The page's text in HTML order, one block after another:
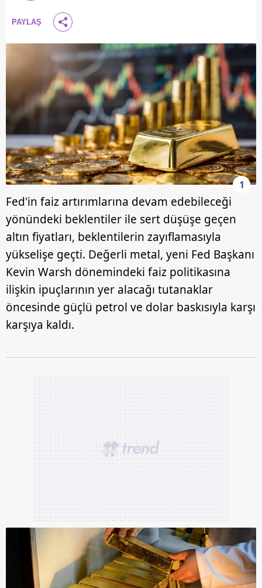
PAYLAŞ
1
Fed'in faiz artırımlarına devam edebileceği
yönündeki beklentiler ile sert düşüşe geçen
altın fiyatları, beklentilerin zayıflamasıyla
yükselişe geçti. Değerli metal, yeni Fed Başkanı
Kevin Warsh dönemindeki faiz politikasına
ilişkin ipuçlarının yer alacağı tutanaklar
öncesinde güçlü petrol ve dolar baskısıyla karşı
karşıya kaldı.